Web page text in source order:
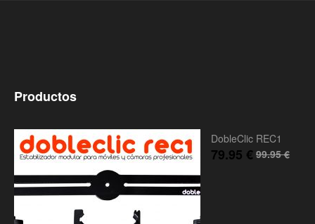
Productos
DobleClic REC1
99.95€
79.95 €